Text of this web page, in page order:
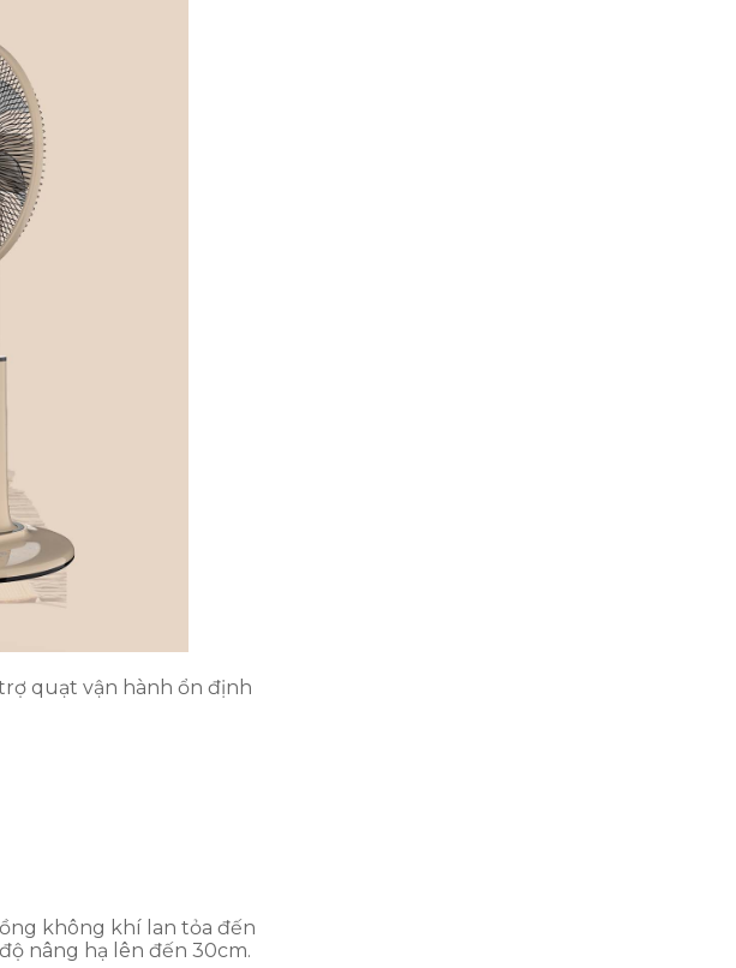
quạt vận hành ổn định
không khí lan tỏa đến
nâng hạ lên đến 30cm.